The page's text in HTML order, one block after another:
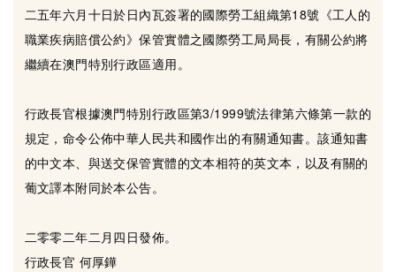
二五年六月十日於日內瓦簽署的國際勞工組織第18號《工人的
職業疾病賠償公約》保管實體之國際勞工局局長，有關公約將
繼續在澳門特別行政區適用。
行政長官根據澳門特別行政區第3/1999號法律第六條第一款的
規定，命令公佈中華人民共和國作出的有關通知書。該通知書
的中文本、與送交保管實體的文本相符的英文本，以及有關的
葡文譯本附同於本公告。
二零零二年二月四日發佈。
行政長官 何厚鏵